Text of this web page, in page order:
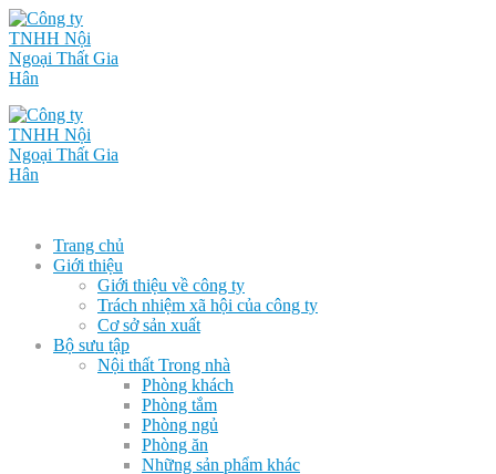
Trang chủ
Giới thiệu
Giới thiệu về công ty
Trách nhiệm xã hội của công ty
Cơ sở sản xuất
Bộ sưu tập
Nội thất Trong nhà
Phòng khách
Phòng tắm
Phòng ngủ
Phòng ăn
Những sản phẩm khác